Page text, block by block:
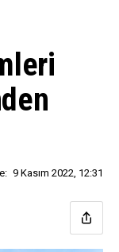
9 Kasım 2022, 12:31